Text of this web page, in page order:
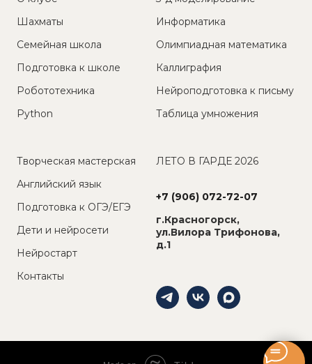
Шахматы
Семейная школа
Подготовка к школе
Робототехника
Python
Информатика
Олимпиадная математика
Каллиграфия
Нейроподготовка к письму
Таблица умножения
Творческая мастерская
Английский язык
Подготовка к ОГЭ/ЕГЭ
Дети и нейросети
Нейростарт
Контакты
ЛЕТО В ГАРДЕ 2026
+7 (906) 072-72-07
г.Красногорск,
ул.Вилора Трифонова,
д.1